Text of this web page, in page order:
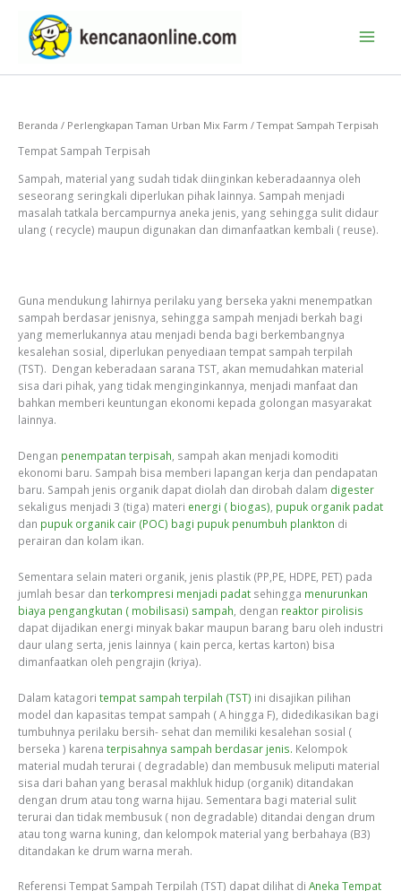
konten
Beranda / Perlengkapan Taman Urban Mix Farm / Tempat Sampah Terpisah
Tempat Sampah Terpisah
Sampah, material yang sudah tidak diinginkan keberadaannya oleh
seseorang seringkali diperlukan pihak lainnya. Sampah menjadi
masalah tatkala bercampurnya aneka jenis, yang sehingga sulit didaur
ulang ( recycle) maupun digunakan dan dimanfaatkan kembali ( reuse).
Guna mendukung lahirnya perilaku yang berseka yakni menempatkan
sampah berdasar jenisnya, sehingga sampah menjadi berkah bagi
yang memerlukannya atau menjadi benda bagi berkembangnya
kesalehan sosial, diperlukan penyediaan tempat sampah terpilah
(TST). Dengan keberadaan sarana TST, akan memudahkan material
sisa dari pihak, yang tidak menginginkannya, menjadi manfaat dan
bahkan memberi keuntungan ekonomi kepada golongan masyarakat
lainnya.
Dengan penempatan terpisah , sampah akan menjadi komoditi
ekonomi baru. Sampah bisa memberi lapangan kerja dan pendapatan
baru. Sampah jenis organik dapat diolah dan dirobah dalam digester
sekaligus menjadi 3 (tiga) materi energi ( biogas) pupuk organik padat
dan pupuk organik cair (POC) bagi pupuk penumbuh plankton di
perairan dan kolam ikan.
Sementara selain materi organik, jenis plastik (PP,PE, HDPE, PET) pada
jumlah besar dan terkompresi menjadi padat sehingga menurunkan
biaya pengangkutan ( mobilisasi) sampah , dengan reaktor pirolisis
dapat dijadikan energi minyak bakar maupun barang baru oleh industri
daur ulang serta, jenis lainnya ( kain perca, kertas karton) bisa
dimanfaatkan oleh pengrajin (kriya).
Dalam katagori tempat sampah terpilah (TST) ini disajikan pilihan
model dan kapasitas tempat sampah ( A hingga F), didedikasikan bagi
tumbuhnya perilaku bersih- sehat dan memiliki kesalehan sosial (
berseka ) karena terpisahnya sampah berdasar jenis. Kelompok
material mudah terurai ( degradable) dan membusuk meliputi material
sisa dari bahan yang berasal makhluk hidup (organik) ditandakan
dengan drum atau tong warna hijau. Sementara bagi material sulit
terurai dan tidak membusuk ( non degradable) ditandai dengan drum
atau tong warna kuning, dan kelompok material yang berbahaya (B3)
ditandakan ke drum warna merah.
Referensi Tempat Sampah Terpilah (TST) dapat dilihat di Aneka Tempat